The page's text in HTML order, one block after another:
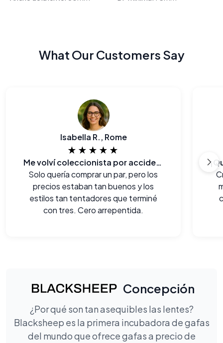
What Our Customers Say
Isabella R., Rome
★★★★★
Me volví coleccionista por accidente!
Solo quería comprar un par, pero los
precios estaban tan buenos y los
estilos tan tentadores que terminé
con tres. Cero arrepentida.
Concepción
¿Por qué son tan asequibles las lentes?
Blacksheep es la primera incubadora de gafas
del mundo que ofrece gafas a precio de